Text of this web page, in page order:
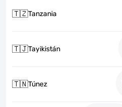
🇹🇿Tanzania
🇹🇯Tayikistán
🇹🇳Túnez